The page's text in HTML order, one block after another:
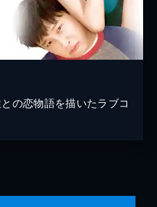
の恋物語を描いたラブコ